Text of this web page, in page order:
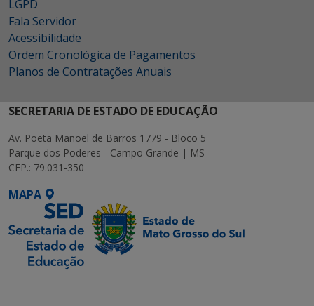
LGPD
Fala Servidor
Acessibilidade
Ordem Cronológica de Pagamentos
Planos de Contratações Anuais
SECRETARIA DE ESTADO DE EDUCAÇÃO
Av. Poeta Manoel de Barros 1779 - Bloco 5
Parque dos Poderes - Campo Grande | MS
CEP.: 79.031-350
MAPA